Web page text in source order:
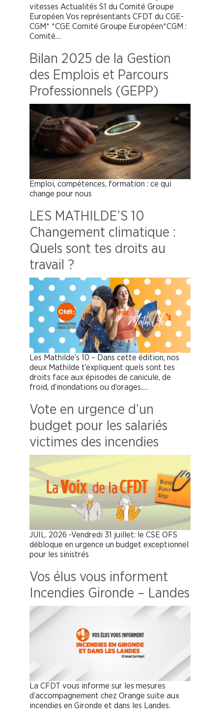
vitesses Actualités S1 du Comité Groupe
Européen Vos représentants CFDT du CGE-
CGM* *CGE Comité Groupe Européen*CGM :
Comité…
Bilan 2025 de la Gestion
des Emplois et Parcours
Professionnels (GEPP)
Emploi, compétences, formation : ce qui
change pour nous
LES MATHILDE’S 10
Changement climatique :
Quels sont tes droits au
travail ?
Les Mathilde’s 10 – Dans cette édition, nos
deux Mathilde t’expliquent quels sont tes
droits face aux épisodes de canicule, de
froid, d’inondations ou d’orages.…
Vote en urgence d’un
budget pour les salariés
victimes des incendies
JUIL. 2026 -Vendredi 31 juillet: le CSE OFS
débloque en urgence un budget exceptionnel
pour les sinistrés
Vos élus vous informent
Incendies Gironde – Landes
La CFDT vous informe sur les mesures
d’accompagnement chez Orange suite aux
incendies en Gironde et dans les Landes.